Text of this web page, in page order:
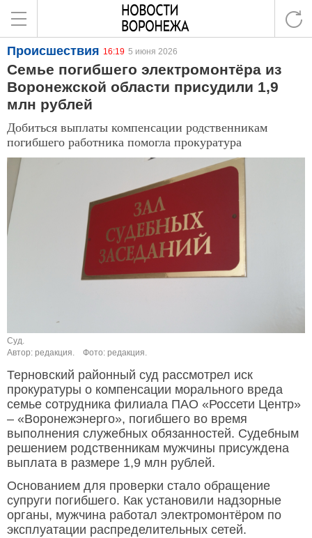
Происшествия 16:19 5 июня 2026
Семье погибшего электромонтёра из
Воронежской области присудили 1,9
млн рублей
Добиться выплаты компенсации родственникам
погибшего работника помогла прокуратура
Суд.
Автор: редакция.
Фото: редакция.
Терновский районный суд рассмотрел иск
прокуратуры о компенсации морального вреда
семье сотрудника филиала ПАО «Россети Центр»
– «Воронежэнерго», погибшего во время
выполнения служебных обязанностей. Судебным
решением родственникам мужчины присуждена
выплата в размере 1,9 млн рублей.
Основанием для проверки стало обращение
супруги погибшего. Как установили надзорные
органы, мужчина работал электромонтёром по
эксплуатации распределительных сетей.